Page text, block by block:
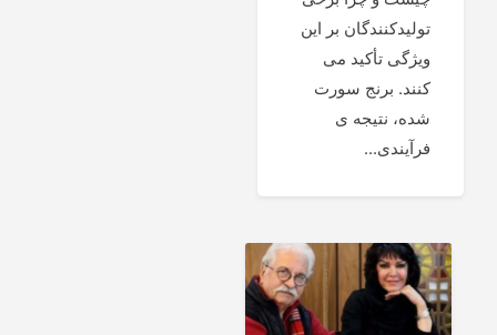
تولیدکنندگان بر این
ویژگی تأکید می
کنند. برنج سورت
شده، نتیجه ی
فرآیندی...